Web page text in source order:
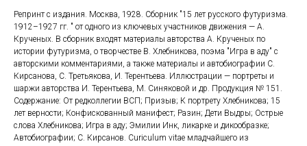
Репринт с издания. Москва, 1928. Сборник "15 лет русского футуризма.
1912–1927 гг. " от одного из ключевых участников движения — А.
Крученых. В сборник входят материалы авторства А. Крученых по
истории футуризма, о творчестве В. Хлебникова, поэма "Игра в аду" с
авторскими комментариями, а также материалы и автобиографии С.
Кирсанова, С. Третьякова, И. Терентьева. Иллюстрации — портреты и
шаржи авторства И. Терентьева, М. Синяковой и др. Продукция № 151.
Содержание: От редколлегии ВСП; Призыв; К портрету Хлебникова; 15
лет верности; Конфискованный манифест; Разин; Дети Выдры; Острые
слова Хлебникова; Игра в аду; Эмилии Инк, ликарке и дикообразке;
Автобиографии; С. Кирсанов. Curiculum vitae младчайшего из